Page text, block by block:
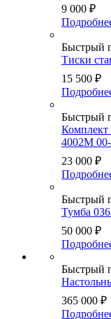
9 000 ₽
Быстрый
Тиски
15 500 ₽
Быстрый
Комплект
4002М
23 000 ₽
Быстрый
Тумба
50 000 ₽
Быстрый
365 000 ₽